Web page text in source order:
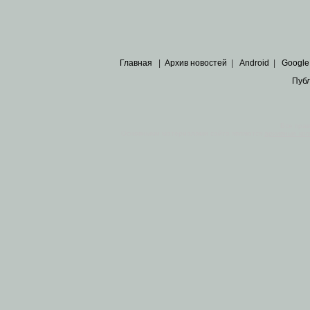
Главная | Архив новостей | Android | Google